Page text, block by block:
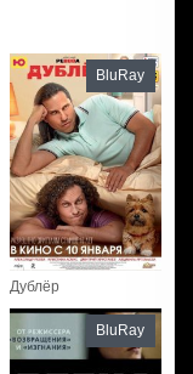
Дублёр
BluRay
BluRay